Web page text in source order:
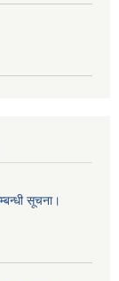
सूचना।